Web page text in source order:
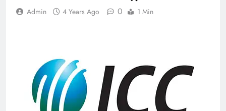
Admin 4 Years Ago 0 1 Min